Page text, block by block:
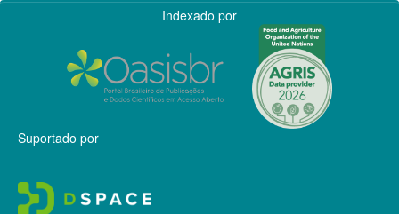
Indexado por
Suportado por